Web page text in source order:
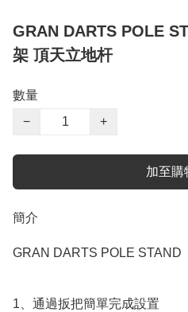
GRAN DARTS POLE
架 頂天立地杆
數量
−
+
加至購
簡介
GRAN DARTS POLE STAND
1、通過扳把簡單完成設置